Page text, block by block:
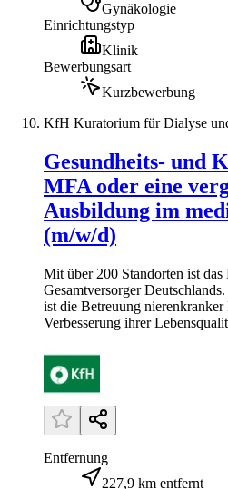
Gynäkologie
Einrichtungstyp
Klinik
Bewerbungsart
Kurzbewerbung
KfH Kuratorium für Dialyse
Gesundheits- und
MFA oder eine
Ausbildung im
(m/w/d)
Mit über 200 Standorten ist
Gesamtversorger
ist die Betreuung
Verbesserung ihrer
Entfernung
227,9 km entfernt